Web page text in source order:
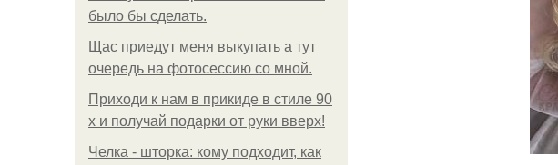
было бы сделать.
Щас приедут меня выкупать а тут
очередь на фотосессию со мной.
Приходи к нам в прикиде в стиле 90
х и получай подарки от руки вверх!
Челка - шторка: кому подходит, как